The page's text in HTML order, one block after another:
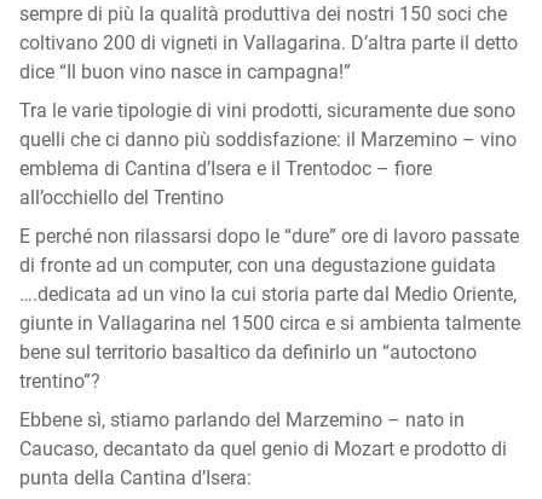
sempre di più la qualità produttiva dei nostri 150 soci che
coltivano 200 di vigneti in Vallagarina. D’altra parte il detto
dice “Il buon vino nasce in campagna!”
Tra le varie tipologie di vini prodotti, sicuramente due sono
quelli che ci danno più soddisfazione: il Marzemino – vino
emblema di Cantina d’Isera e il Trentodoc – fiore
all’occhiello del Trentino
E perché non rilassarsi dopo le “dure” ore di lavoro passate
di fronte ad un computer, con una degustazione guidata
….dedicata ad un vino la cui storia parte dal Medio Oriente,
giunte in Vallagarina nel 1500 circa e si ambienta talmente
bene sul territorio basaltico da definirlo un “autoctono
trentino”?
Ebbene sì, stiamo parlando del Marzemino – nato in
Caucaso, decantato da quel genio di Mozart e prodotto di
punta della Cantina d’Isera: